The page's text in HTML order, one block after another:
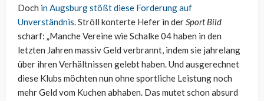
Doch in Augsburg stößt diese Forderung auf
Unverständnis. Ströll konterte Hefer in derSport Bild
scharf: „Manche Vereine wie Schalke 04 haben in den
letzten Jahren massiv Geld verbrannt, indem sie jahrelang
über ihren Verhältnissen gelebt haben. Und ausgerechnet
diese Klubs möchten nun ohne sportliche Leistung noch
mehr Geld vom Kuchen abhaben. Das mutet schon absurd